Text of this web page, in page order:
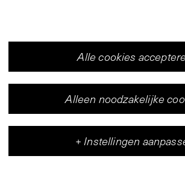
Alle cookies
Alleen noodzakelijke
+ Instellingen